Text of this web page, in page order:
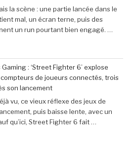
la scène : une partie lancée dans le
mal, un écran terne, puis des
un run pourtant bien engagé. …
: ‘Street Fighter 6’ explose
de joueurs connectés, trois
son lancement
vu, ce vieux réflexe des jeux de
puis baisse lente, avec un
qu’ici, Street Fighter 6 fait …